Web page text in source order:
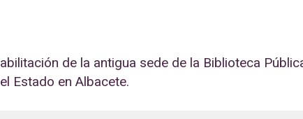
de la antigua sede de la Biblioteca
Estado en Albacete.